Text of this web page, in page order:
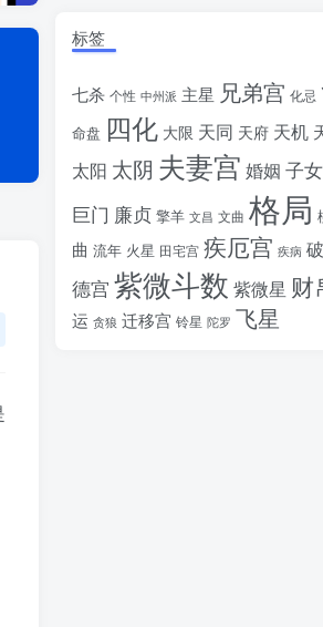
标签
七杀 个性 中州派 主星 兄弟宫 化忌
命盘 四化 大限 天同 天府 天机
太阳 太阴 夫妻宫 婚姻 子
巨门 廉贞 擎羊 文昌 文曲 格局
曲 流年 火星 田宅宫 疾厄宫 疾病
德宫 紫微斗数 紫微星 财
运 贪狼 迁移宫 铃星 陀罗 飞星